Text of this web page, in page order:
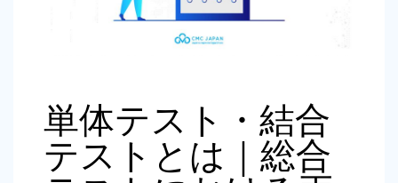
単体テスト・結合
テストとは｜総合